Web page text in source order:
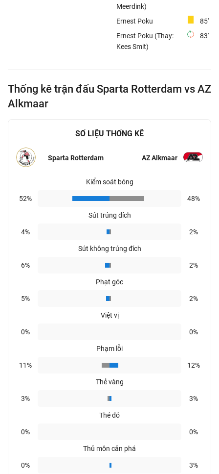
Meerdink)
Ernest Poku
85'
Ernest Poku (Thay:
Kees Smit)
83'
Thống kê trận đấu Sparta Rotterdam vs AZ
Alkmaar
SỐ LIỆU THỐNG KÊ
Sparta Rotterdam AZ Alkmaar
Kiểm soát bóng
52% 48%
Sút trúng đích
4% 2%
Sút không trúng đích
6% 2%
Phạt góc
5% 2%
Việt vị
0% 0%
Phạm lỗi
11% 12%
Thẻ vàng
3% 3%
Thẻ đỏ
0% 0%
Thủ môn cản phá
0% 3%